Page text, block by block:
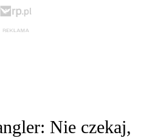
Nie czekaj,